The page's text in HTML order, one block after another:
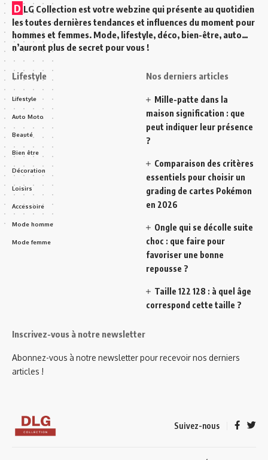
D LG Collection est votre webzine qui présente au quotidien
les toutes dernières tendances et influences du moment pour
hommes et femmes. Mode, lifestyle, déco, bien-être, auto…
n’auront plus de secret pour vous !
Lifestyle
Lifestyle
Auto Moto
Beauté
Bien être
Décoration
Loisirs
Accessoire
Mode homme
Mode femme
Nos derniers articles
Mille-patte dans la
maison signification : que
peut indiquer leur présence
?
Comparaison des critères
essentiels pour choisir un
grading de cartes Pokémon
en 2026
Ongle qui se décolle suite
choc : que faire pour
favoriser une bonne
repousse ?
Taille 122 128 : à quel âge
correspond cette taille ?
Inscrivez-vous à notre newsletter
Abonnez-vous à notre newsletter pour recevoir nos derniers
articles !
Suivez-nous